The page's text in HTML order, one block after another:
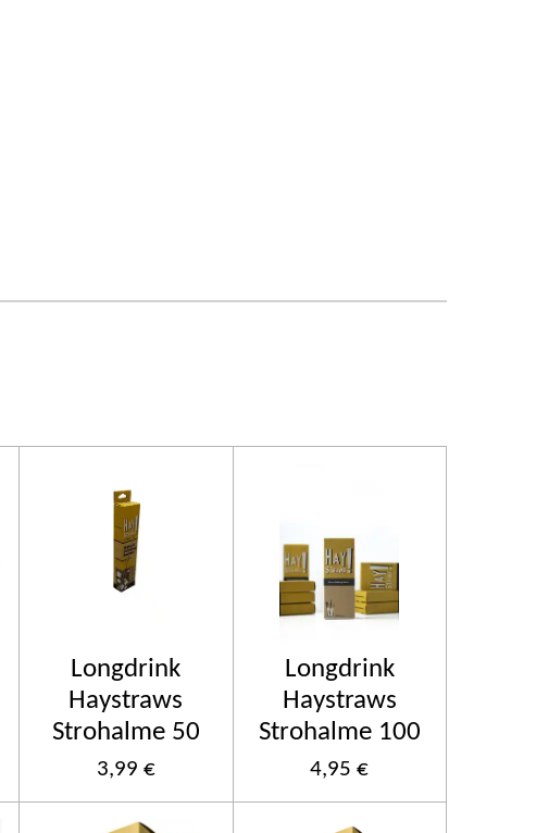
Longdrink
Haystraws
Strohalme 50
3,99 €
Longdrink
Haystraws
Strohalme 100
4,95 €